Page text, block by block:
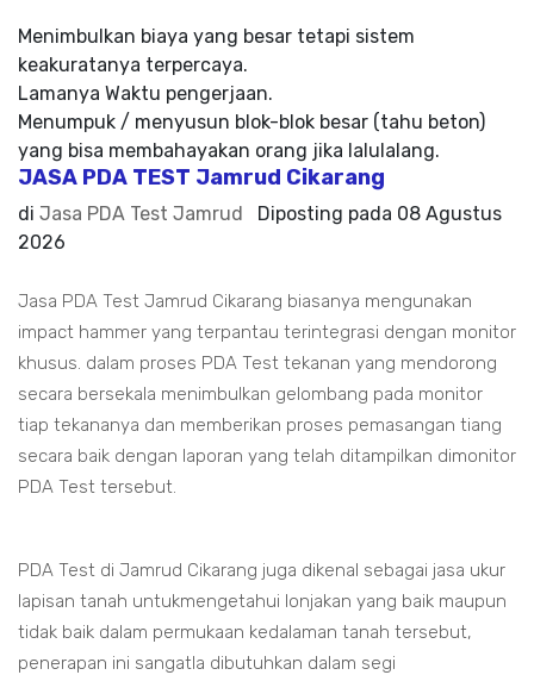
Menimbulkan biaya yang besar tetapi sistem
keakuratanya terpercaya.
Lamanya Waktu pengerjaan.
Menumpuk / menyusun blok-blok besar (tahu beton)
yang bisa membahayakan orang jika lalulalang.
JASA PDA TEST Jamrud Cikarang
di Jasa PDA Test Jamrud Diposting pada 08 Agustus
2026
Jasa PDA Test Jamrud Cikarang biasanya mengunakan
impact hammer yang terpantau terintegrasi dengan monitor
khusus. dalam proses PDA Test tekanan yang mendorong
secara bersekala menimbulkan gelombang pada monitor
tiap tekananya dan memberikan proses pemasangan tiang
secara baik dengan laporan yang telah ditampilkan dimonitor
PDA Test tersebut.
PDA Test di Jamrud Cikarang juga dikenal sebagai jasa ukur
lapisan tanah untukmengetahui lonjakan yang baik maupun
tidak baik dalam permukaan kedalaman tanah tersebut,
penerapan ini sangatla dibutuhkan dalam segi